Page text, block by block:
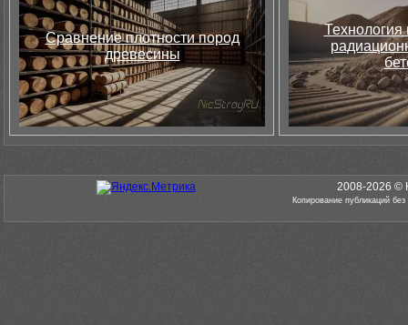
Сравнение плотности пород
древесины
Технология
2008-2026 ©
Копирование публикаций